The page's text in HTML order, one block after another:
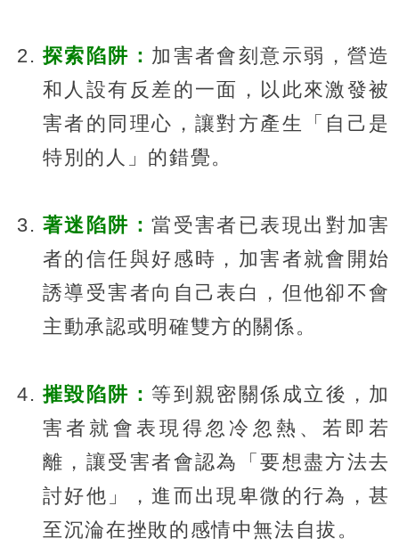
探索陷阱： 加害者會刻意示弱，營造
和人設有反差的一面，以此來激發被
害者的同理心，讓對方產生「自己是
特別的人」的錯覺。
著迷陷阱：當受害者已表現出對加害
者的信任與好感時，加害者就會開始
誘導受害者向自己表白，但他卻不會
主動承認或明確雙方的關係。
摧毀陷阱： 等到親密關係成立後，加
害者就會表現得忽冷忽熱、若即若
離，讓受害者會認為「要想盡方法去
討好他」，進而出現卑微的行為，甚
至沉淪在挫敗的感情中無法自拔。